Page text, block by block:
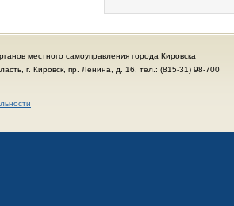
местного самоуправления города Кировска
г. Кировск, пр. Ленина, д. 16, тел.: (815-31) 98-700